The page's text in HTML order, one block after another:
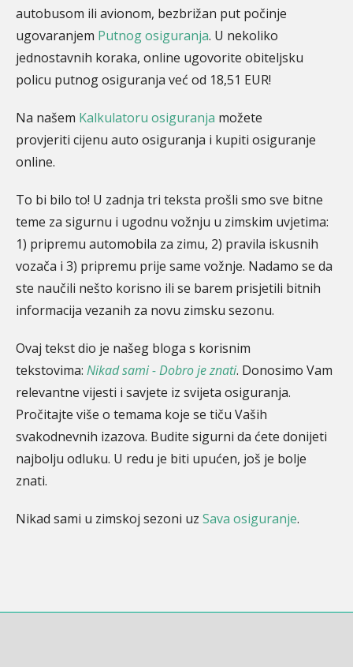
autobusom ili avionom, bezbrižan put počinje
ugovaranjem Putnog osiguranja. U nekoliko
jednostavnih koraka, online ugovorite obiteljsku
policu putnog osiguranja već od 18,51 EUR!
Na našem Kalkulatoru osiguranja možete
provjeriti cijenu auto osiguranja i kupiti osiguranje
online.
To bi bilo to! U zadnja tri teksta prošli smo sve bitne
teme za sigurnu i ugodnu vožnju u zimskim uvjetima:
1) pripremu automobila za zimu, 2) pravila iskusnih
vozača i 3) pripremu prije same vožnje. Nadamo se da
ste naučili nešto korisno ili se barem prisjetili bitnih
informacija vezanih za novu zimsku sezonu.
Ovaj tekst dio je našeg bloga s korisnim
tekstovima: Nikad sami - Dobro je znati. Donosimo Vam
relevantne vijesti i savjete iz svijeta osiguranja.
Pročitajte više o temama koje se tiču Vaših
svakodnevnih izazova. Budite sigurni da ćete donijeti
najbolju odluku. U redu je biti upućen, još je bolje
znati.
Nikad sami u zimskoj sezoni uz Sava osiguranje.